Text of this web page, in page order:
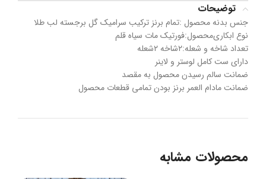
توضیحات
جنس بدنه محصول :تمام برنز ترکیب سرامیک گل برجسته لب طلا
نوع ابکاری‌محصول:فورتیک مات سیاه قلم
تعداد شاخه و شعله:۲شاخه ۲شعله
دارای ست کامل لوستر و لاینر
ضمانت سالم رسیدن محصول به مقصد
ضمانت مادام العمر برنز بودن تمامی قطعات محصول
محصولات مشابه